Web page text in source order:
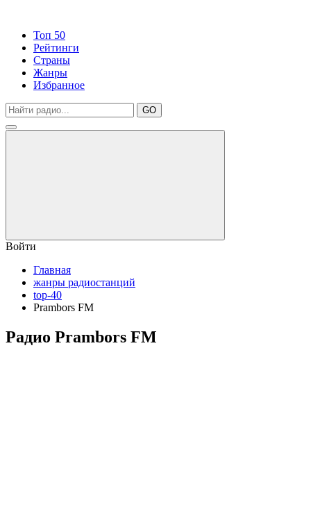
Топ 50
Рейтинги
Страны
Жанры
Избранное
GO
Войти
Главная
жанры радиостанций
top-40
Prambors FM
Радио Prambors FM